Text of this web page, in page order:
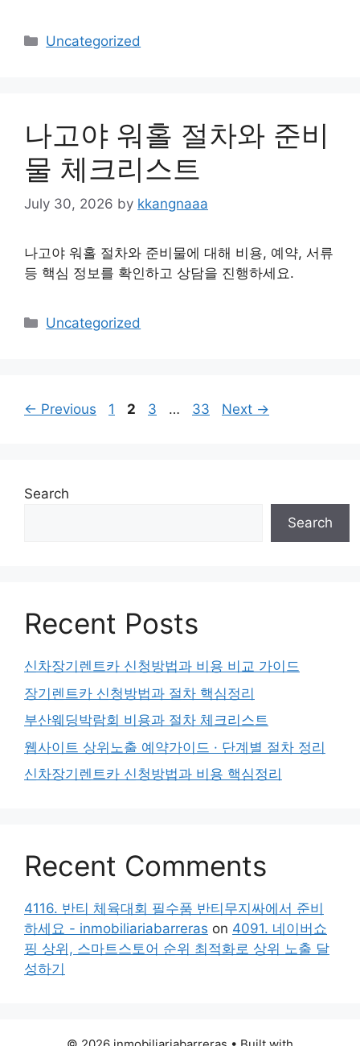
Categories
Uncategorized
나고야 워홀 절차와 준비
물 체크리스트
July 30, 2026 by kkangnaaa
나고야 워홀 절차와 준비물에 대해 비용, 예약, 서류
등 핵심 정보를 확인하고 상담을 진행하세요.
Categories
Uncategorized
← Previous Page
1 Page
2 Page
3 … Page
33 Next →
Search
Search
Recent Posts
신차장기렌트카 신청방법과 비용 비교 가이드
장기렌트카 신청방법과 절차 핵심정리
부산웨딩박람회 비용과 절차 체크리스트
웹사이트 상위노출 예약가이드 · 단계별 절차 정리
신차장기렌트카 신청방법과 비용 핵심정리
Recent Comments
4116. 반티 체육대회 필수품 반티무지싸에서 준비
하세요 - inmobiliariabarreras on 4091. 네이버쇼
핑 상위, 스마트스토어 순위 최적화로 상위 노출 달
성하기